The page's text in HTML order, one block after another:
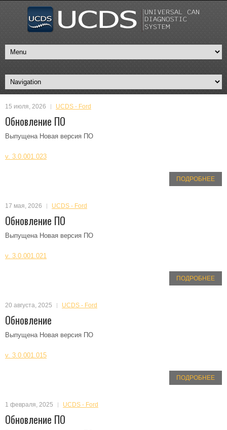
15 июля, 2026 UCDS - Ford
Обновление ПО
Выпущена Новая версия ПО
v. 3.0.001.023
ПОДРОБНЕЕ
17 мая, 2026 UCDS - Ford
Обновление ПО
Выпущена Новая версия ПО
v. 3.0.001.021
ПОДРОБНЕЕ
20 августа, 2025 UCDS - Ford
Обновление
Выпущена Новая версия ПО
v. 3.0.001.015
ПОДРОБНЕЕ
1 февраля, 2025 UCDS - Ford
Обновление ПО